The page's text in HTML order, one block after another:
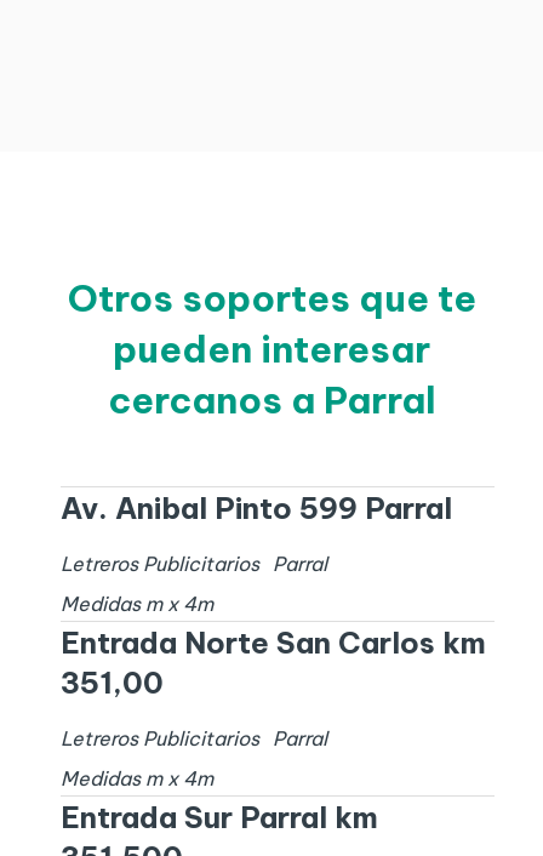
Otros soportes que te
pueden interesar
cercanos a Parral
Av. Anibal Pinto 599 Parral
Letreros Publicitarios
Parral
Medidas m x 4m
Entrada Norte San Carlos km
351,00
Letreros Publicitarios
Parral
Medidas m x 4m
Entrada Sur Parral km